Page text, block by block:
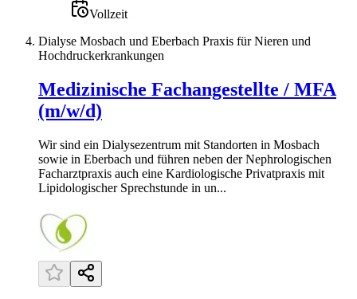
Vollzeit
Dialyse Mosbach und Eberbach Praxis für Nieren und
Hochdruckerkrankungen
Medizinische Fachangestellte / MFA
(m/w/d)
Wir sind ein Dialysezentrum mit Standorten in Mosbach
sowie in Eberbach und führen neben der Nephrologischen
Facharztpraxis auch eine Kardiologische Privatpraxis mit
Lipidologischer Sprechstunde in un...